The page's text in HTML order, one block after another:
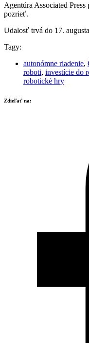
Agentúra Associated Press
pozrieť.
Udalosť trvá do 17.
Tagy:
autonómne riadenie,
roboti, investície do
robotické hry
Zdieľať na: